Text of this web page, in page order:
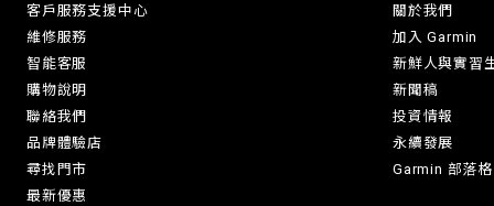
客戶服務支援中心
維修服務
智能客服
購物說明
聯絡我們
品牌體驗店
尋找門市
最新優惠
關於我們
加入 Garmin
新鮮人與實習
新聞稿
投資情報
永續發展
Garmin 部落格